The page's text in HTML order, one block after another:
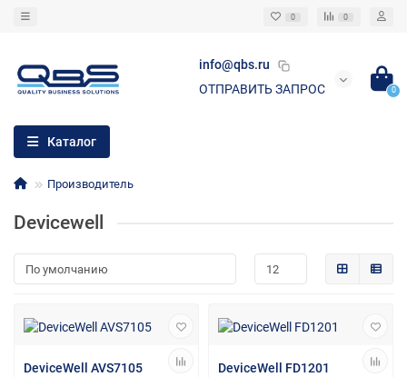
0 0
info@qbs.ru
ОТПРАВИТЬ ЗАПРОС
0
Каталог
Производитель
Devicewell
DeviceWell AVS7105 DeviceWell FD1201